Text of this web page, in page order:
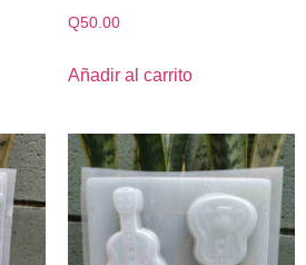
Q50.00
Añadir al carrito